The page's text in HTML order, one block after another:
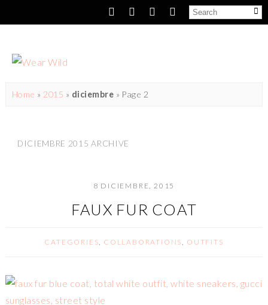
Home » 2015 » diciembre » Page 2
DICIEMBRE 2015 ARCHIVE
8 DICIEMBRE, 2015
FAUX FUR COAT
CATEGORIES, COLLABORATIONS, OUTFITS